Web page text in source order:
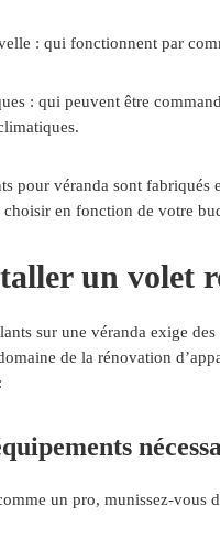
: qui fonctionnent par
: qui peuvent être
pour véranda sont
choisir en fonction de votre
un volet
sur une véranda exige
de la rénovation
un pro, munissez-vous